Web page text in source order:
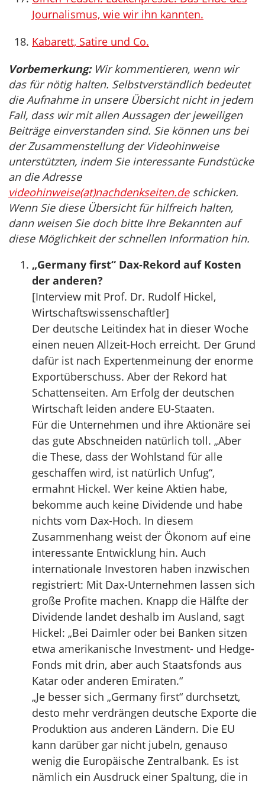
Journalismus, wie wir ihn kannten.
Kabarett, Satire und Co.
Vorbemerkung:Wir kommentieren, wenn wir
das für nötig halten. Selbstverständlich bedeutet
die Aufnahme in unsere Übersicht nicht in jedem
Fall, dass wir mit allen Aussagen der jeweiligen
Beiträge einverstanden sind. Sie können uns bei
der Zusammenstellung der Videohinweise
unterstützten, indem Sie interessante Fundstücke
an die Adresse
videohinweise(at)nachdenkseiten.deschicken.
Wenn Sie diese Übersicht für hilfreich halten,
dann weisen Sie doch bitte Ihre Bekannten auf
diese Möglichkeit der schnellen Information hin.
„Germany first“ Dax-Rekord auf Kosten
der anderen?
[Interview mit Prof. Dr. Rudolf Hickel,
Wirtschaftswissenschaftler]
Der deutsche Leitindex hat in dieser Woche
einen neuen Allzeit-Hoch erreicht. Der Grund
dafür ist nach Expertenmeinung der enorme
Exportüberschuss. Aber der Rekord hat
Schattenseiten. Am Erfolg der deutschen
Wirtschaft leiden andere EU-Staaten.
Für die Unternehmen und ihre Aktionäre sei
das gute Abschneiden natürlich toll. „Aber
die These, dass der Wohlstand für alle
geschaffen wird, ist natürlich Unfug“,
ermahnt Hickel. Wer keine Aktien habe,
bekomme auch keine Dividende und habe
nichts vom Dax-Hoch. In diesem
Zusammenhang weist der Ökonom auf eine
interessante Entwicklung hin. Auch
internationale Investoren haben inzwischen
registriert: Mit Dax-Unternehmen lassen sich
große Profite machen. Knapp die Hälfte der
Dividende landet deshalb im Ausland, sagt
Hickel: „Bei Daimler oder bei Banken sitzen
etwa amerikanische Investment- und Hedge-
Fonds mit drin, aber auch Staatsfonds aus
Katar oder anderen Emiraten.“
„Je besser sich „Germany first“ durchsetzt,
desto mehr verdrängen deutsche Exporte die
Produktion aus anderen Ländern. Die EU
kann darüber gar nicht jubeln, genauso
wenig die Europäische Zentralbank. Es ist
nämlich ein Ausdruck einer Spaltung, die in